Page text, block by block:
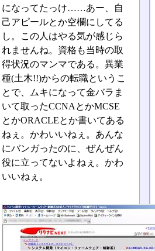
になってたっけ……あー、自
己アピールとか空欄にしてる
し。この人はやる気が感じら
れませんね。資格も当時の取
得状況のマンマである。異業
種(土木!!)からの転職というこ
とで、ムキになって金バラま
いて取ったCCNAとかMCSE
とかORACLEとか書いてある
ねぇ。かわいいねぇ。あんな
にバンガったのに、ぜんぜん
役に立ってないよねぇ。かわ
いいねぇ。